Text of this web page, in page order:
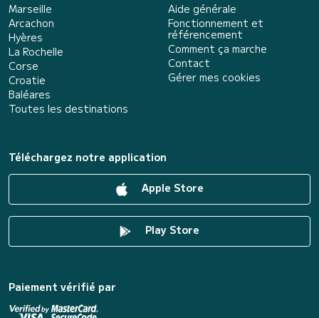
Marseille
Arcachon
Hyères
La Rochelle
Corse
Croatie
Baléares
Toutes les destinations
Aide générale
Fonctionnement et
référencement
Comment ça marche
Contact
Gérer mes cookies
Téléchargez notre application
Apple Store
Play Store
Paiement vérifié par